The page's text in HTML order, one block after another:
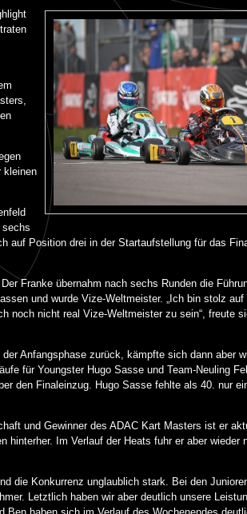
kleinen
auf Position drei in der Startaufstellung für das
Franke übernahm nach sechs Runden die
und wurde Vize-Weltmeister. „Ich bin stolz auf
noch nicht real Vize-Weltmeister zu sein“, freute
Anfangsphase zurück, kämpfte sich dann aber
für Youngster Hugo Sasse und Team-Neuling
den Finaleinzug. Hugo Sasse fehlte als 40. nur
und Gewinner des ADAC Kart Masters ist er
Im Verlauf der Heats fuhr er aber wieder
die Konkurrenz unglaublich stark. Bei den
Letztlich haben wir aber deutlich unsere